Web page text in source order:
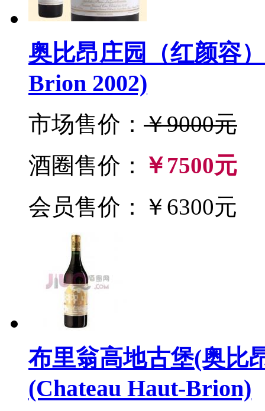
奥比昂庄园（红颜容
Brion 2002)
市场售价： ￥9000元
酒圈售价：
￥7500元
会员售价：￥6300元
布里翁高地古堡(奥比
(Chateau Haut-Brion)